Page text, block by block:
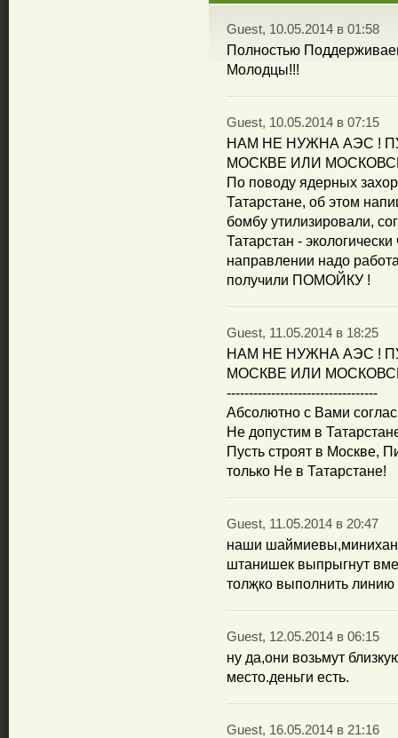
Guest, 10.05.2014 в 01:58
Полностью
Молодцы!!!
Guest, 10.05.2014 в 07:15
НАМ НЕ НУЖНА АЭС !
МОСКВЕ ИЛИ
По поводу ядерных
Татарстане, об этом
бомбу утилизировали,
Татарстан -
направлении надо
получили ПОМОЙКУ !
Guest, 11.05.2014 в 18:25
НАМ НЕ НУЖНА АЭС !
МОСКВЕ ИЛИ
----------------------------------
Абсолютно с Вами
Не допустим в
Пусть строят в Москве,
только Не в Татарстане!
Guest, 11.05.2014 в 20:47
наши
штанишек выпрыгнут
толҗко выполнить
Guest, 12.05.2014 в 06:15
ну да,они возьмут
место.деньги есть.
Guest, 16.05.2014 в 21:16